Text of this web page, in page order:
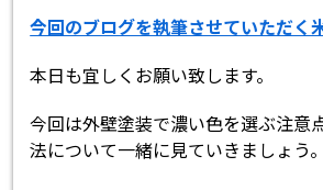
雨漏りについて 雨漏りの
ヨネヤがお客様から選ばれる10の
リフォーム
工場倉庫改修 アパート
今回のブログを執筆させていただく
本日も宜しくお願い致します。
今回は外壁塗装で濃い色を選ぶ注意
法について一緒に見ていきましょう。